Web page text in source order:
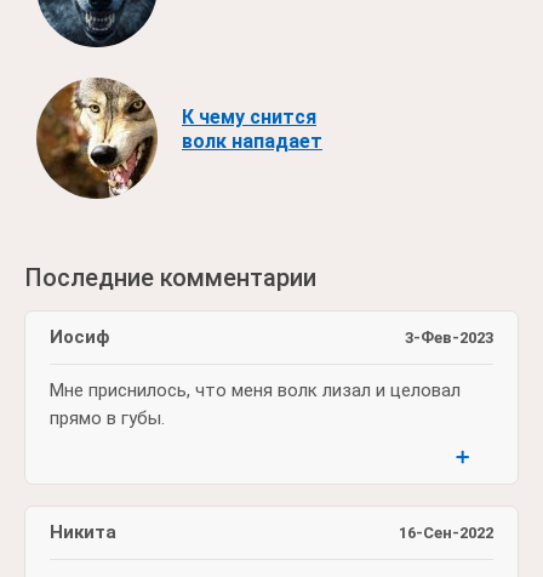
К чему снится
волк нападает
Последние комментарии
3-Фев-2023
Иосиф
Мне приснилось, что меня волк лизал и целовал
прямо в губы.
➕
16-Сен-2022
Никита